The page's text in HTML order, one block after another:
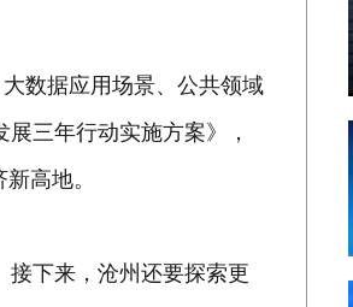
数据应用场景、公共领域
三年行动实施方案》，
高地。
接下来，沧州还要探索更